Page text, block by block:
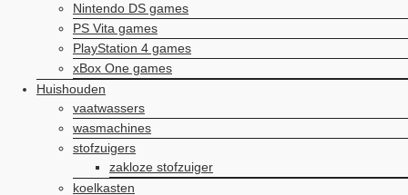
Nintendo DS games
PS Vita games
PlayStation 4 games
xBox One games
Huishouden
vaatwassers
wasmachines
stofzuigers
zakloze stofzuiger
koelkasten